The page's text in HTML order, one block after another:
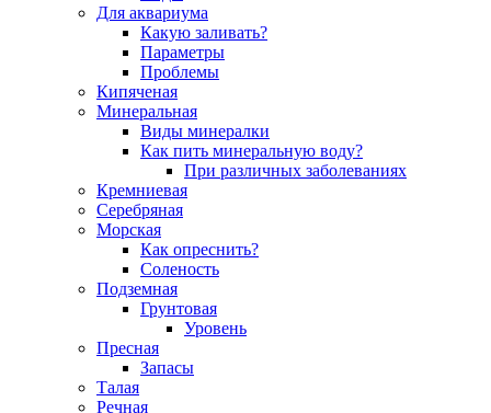
Для аквариума
Какую заливать?
Параметры
Проблемы
Кипяченая
Минеральная
Виды минералки
Как пить минеральную воду?
При различных заболеваниях
Кремниевая
Серебряная
Морская
Как опреснить?
Соленость
Подземная
Грунтовая
Уровень
Пресная
Запасы
Талая
Речная